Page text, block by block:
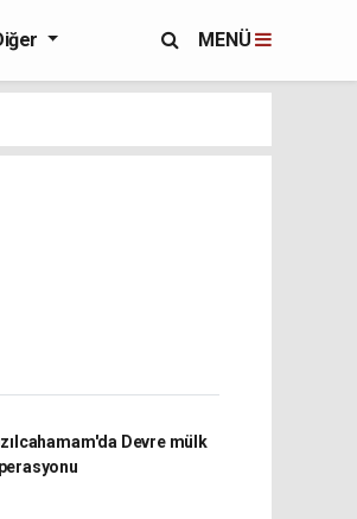
MENÜ
Devre mülk